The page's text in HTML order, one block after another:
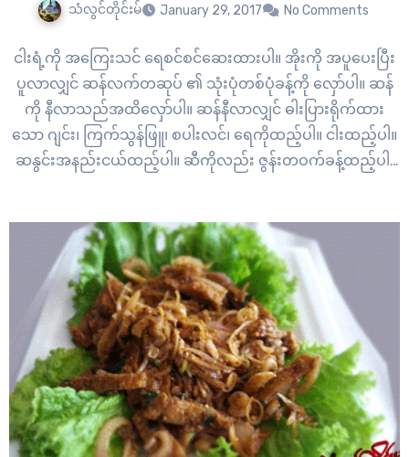
သံလွင်တိုင်းမ် January 29, 2017 No Comments
ငါးရံ့ကို အကြေးသင် ရေစင်စင်ဆေးထားပါ။ အိုးကို အပူပေးပြီး
ပူလာလျှင် ဆန်လက်တဆုပ် ၏ သုံးပုံတစ်ပုံခန့်ကို လှော်ပါ။ ဆန်
ကို နီလာသည်အထိလှော်ပါ။ ဆန်နီလာလျှင် ဓါးပြားရိုက်ထား
သော ဂျင်း၊ ကြက်သွန်ဖြူ၊ စပါးလင်၊ ရေကိုထည့်ပါ။ ငါးထည့်ပါ။
ဆနွင်းအနည်းငယ်ထည့်ပါ။ ဆီကိုလည်း ဇွန်းတဝက်ခန့်ထည့်ပါ၊
အငန်မြည်း…